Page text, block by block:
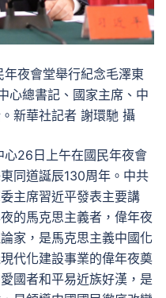
夜會堂舉行紀念毛澤東
心總書記、國家主席、中
新華社記者 謝環馳 攝
26日上午在國民年夜會
同道誕辰130周年。中共
主席習近平發表主要講
的馬克思主義者，偉年夜
家，是馬克思主義中國化
代化建設事業的偉年夜奠
國者和平易近族好漢，是